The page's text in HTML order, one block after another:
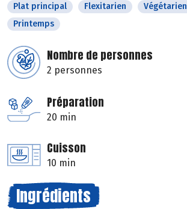
Plat principal Flexitarien Végétarien
Printemps
Nombre de personnes
2 personnes
Préparation
20 min
Cuisson
10 min
Ingrédients